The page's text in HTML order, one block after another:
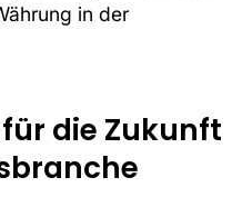
in der
die Zukunft